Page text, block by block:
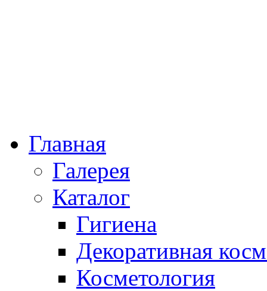
Главная
Галерея
Каталог
Гигиена
Декоративная
Косметология